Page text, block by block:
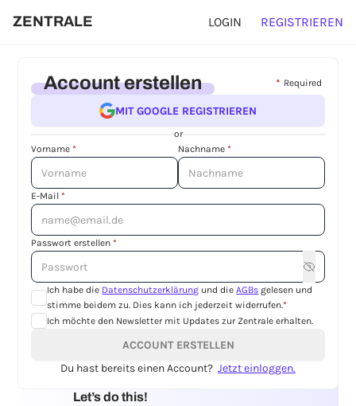
ZENTRALE LOGIN REGISTRIEREN
Let’s do this!
Account erstellen * Required
MIT GOOGLE REGISTRIEREN
or
Vorname * Nachname *
E-Mail *
Passwort erstellen *
Ich habe die Datenschutzerklärung und dieAGBs gelesen und
stimme beidem zu. Dies kann ich jederzeit widerrufen.*
Ich möchte den Newsletter mit Updates zur Zentrale erhalten.
ACCOUNT ERSTELLEN
Du hast bereits einen Account? Jetzt einloggen.